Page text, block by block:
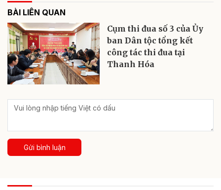
BÀI LIÊN QUAN
Cụm thi đua số 3 của Ủy
ban Dân tộc tổng kết
công tác thi đua tại
Thanh Hóa
Gửi bình luận